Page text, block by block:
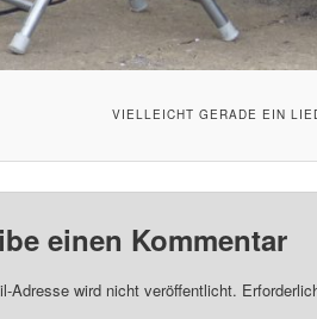
VIELLEICHT GERADE EIN
einen Kommentar
Adresse wird nicht veröffentlicht.